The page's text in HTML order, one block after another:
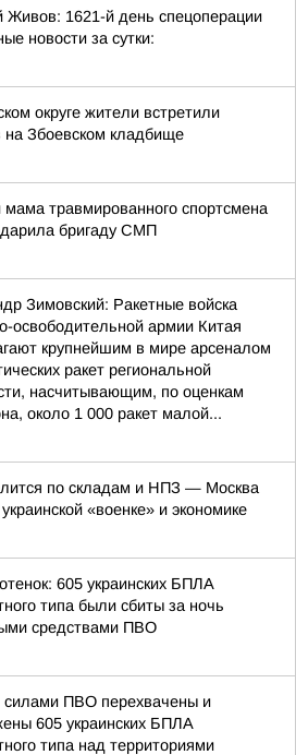
Живов: 1621-й день спецоперации
новости за сутки:
округе жители встретили
на Збоевском кладбище
мама травмированного спортсмена
бригаду СМП
Зимовский: Ракетные войска
освободительной армии Китая
крупнейшим в мире арсеналом
ракет региональной
насчитывающим, по оценкам
около 1 000 ракет малой...
по складам и НПЗ — Москва
«военке» и экономике
605 украинских БПЛА
типа были сбиты за ночь
средствами ПВО
силами ПВО перехвачены и
605 украинских БПЛА
типа над территориями